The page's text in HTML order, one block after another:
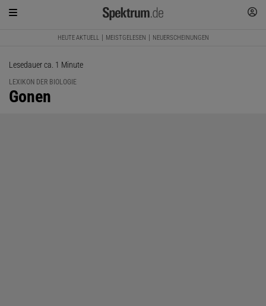
HEUTE AKTUELL MEISTGELESEN NEUERSCHEINUNGEN
Lesedauer ca. 1 Minute
LEXIKON DER BIOLOGIE
:
Gonen